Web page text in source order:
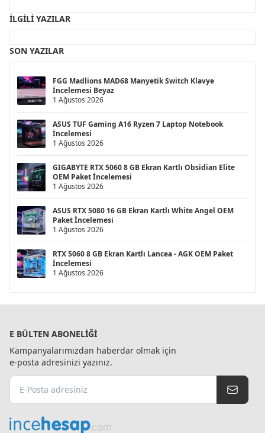
İLGILI YAZILAR
SON YAZILAR
FGG Madlions MAD68 Manyetik Switch Klavye
İncelemesi Beyaz
1 Ağustos 2026
ASUS TUF Gaming A16 Ryzen 7 Laptop Notebook
İncelemesi
1 Ağustos 2026
GIGABYTE RTX 5060 8 GB Ekran Kartlı Obsidian Elite
OEM Paket İncelemesi
1 Ağustos 2026
ASUS RTX 5080 16 GB Ekran Kartlı White Angel OEM
Paket İncelemesi
1 Ağustos 2026
RTX 5060 8 GB Ekran Kartlı Lancea - AGK OEM Paket
İncelemesi
1 Ağustos 2026
E BÜLTEN ABONELIĞI
Kampanyalarımızdan haberdar olmak için
e-posta adresinizi yazınız.